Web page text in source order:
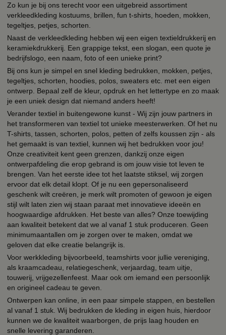
Zo kun je bij ons terecht voor een uitgebreid assortiment
verkleedkleding kostuums, brillen, fun t-shirts, hoeden, mokken,
tegeltjes, petjes, schorten.
Naast de verkleedkleding hebben wij een eigen textieldrukkerij en
keramiekdrukkerij. Een grappige tekst, een slogan, een quote je
bedrijfslogo, een naam, foto of een unieke print?
Bij ons kun je simpel en snel kleding bedrukken, mokken, petjes,
tegeltjes, schorten, hoodies, polos, sweaters etc. met een eigen
ontwerp. Bepaal zelf de kleur, opdruk en het lettertype en zo maak
je een uniek design dat niemand anders heeft!
Verander textiel in buitengewone kunst - Wij zijn jouw partners in
het transformeren van textiel tot unieke meesterwerken. Of het nu
T-shirts, tassen, schorten, polos, petten of zelfs koussen zijn - als
het gemaakt is van textiel, kunnen wij het bedrukken voor jou!
Onze creativiteit kent geen grenzen, dankzij onze eigen
ontwerpafdeling die erop gebrand is om jouw visie tot leven te
brengen. Van het eerste idee tot het laatste stiksel, wij zorgen
ervoor dat elk detail klopt. Of je nu een gepersonaliseerd
geschenk wilt creëren, je merk wilt promoten of gewoon je eigen
stijl wilt laten zien wij staan paraat met innovatieve ideeën en
hoogwaardige afdrukken. Het beste van alles? Onze toewijding
aan kwaliteit betekent dat we al vanaf 1 stuk produceren. Geen
minimumaantallen om je zorgen over te maken, omdat we
geloven dat elke creatie belangrijk is.
Voor werkkleding bijvoorbeeld, teamshirts voor jullie vereniging,
als kraamcadeau, relatiegeschenk, verjaardag, team uitje,
touwerij, vrijgezellenfeest. Maar ook om iemand een persoonlijk
en origineel cadeau te geven.
Ontwerpen kan online, in een paar simpele stappen, en bestellen
al vanaf 1 stuk. Wij bedrukken de kleding in eigen huis, hierdoor
kunnen we de kwaliteit waarborgen, de prijs laag houden en
snelle levering garanderen.